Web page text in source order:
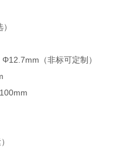
（非标可定制）